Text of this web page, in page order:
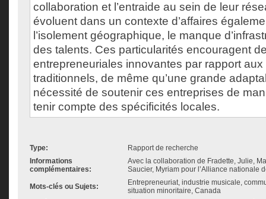
collaboration et l’entraide au sein de leur
évoluent dans un contexte d’affaires
l’isolement géographique, le manque
des talents. Ces particularités encouragent
entrepreneuriales innovantes par rapport
traditionnels, de même qu’une grande
nécessité de soutenir ces entreprises de
tenir compte des spécificités locales.
Type:
Rapport de recherche
Informations
complémentaires:
Avec la collaboration de Fradette, Julie,
Saucier, Myriam pour l’Alliance nationale
Mots-clés ou Sujets:
Entrepreneuriat, industrie musicale,
situation minoritaire, Canada